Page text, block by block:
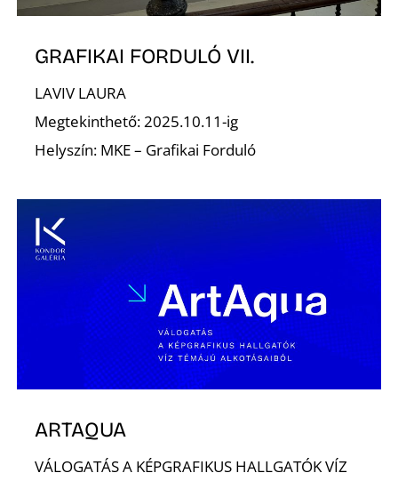
GRAFIKAI FORDULÓ VII.
LAVIV LAURA
Megtekinthető: 2025.10.11-ig
Helyszín: MKE – Grafikai Forduló
ARTAQUA
VÁLOGATÁS A KÉPGRAFIKUS HALLGATÓK VÍZ